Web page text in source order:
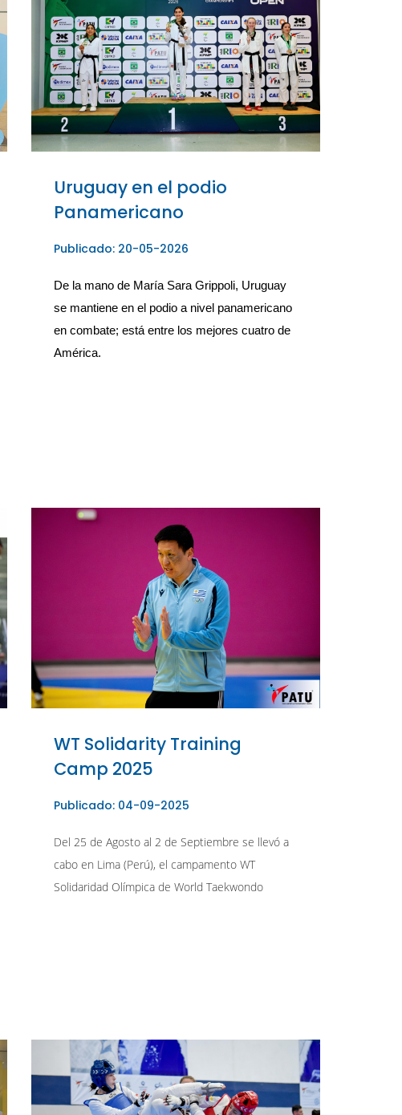
Uruguay en el podio
Panamericano
Publicado: 20-05-2026
De la mano de María Sara Grippoli, Uruguay
se mantiene en el podio a nivel panamericano
en combate; está entre los mejores cuatro de
América.
WT Solidarity Training
Camp 2025
Publicado: 04-09-2025
Del 25 de Agosto al 2 de Septiembre se llevó a
cabo en Lima (Perú), el campamento WT
Solidaridad Olímpica de World Taekwondo